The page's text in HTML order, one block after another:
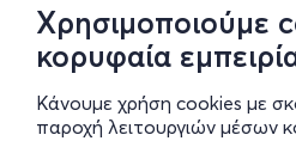
Χρησιμοποιούμε
κορυφαία
Κάνουμε χρήση cookies με
παροχή λειτουργιών μέσων